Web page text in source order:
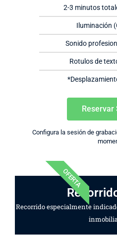
2-3 minutos
Iluminación
Sonido
Rotulos de
Reservar
Configura la sesión de
OFERTA
Recorrido especialmente